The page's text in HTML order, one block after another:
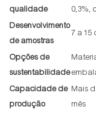
qualidade
0,3%,
Desenvolvimento
de amostras
7 a 15
Opções de
sustentabilidade
Capacidade de
produção
Mais
mês